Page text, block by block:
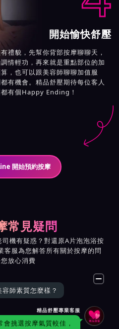
開始愉快舒壓
禮貌，先幫你背部按摩聊聊天，
情輕功，再來就是重點部位的加
，也可以跟美容師聊聊加值服
有機會。精品舒壓期待每位客人
有個Happy Ending！
開始預約按摩
常見疑問
機有疑惑？對還原A片泡泡浴按
客服為您解答所有關於按摩的問
放心消費
容師素質怎麼樣？
精品舒壓專業客服
會挑選按摩氣質較佳，